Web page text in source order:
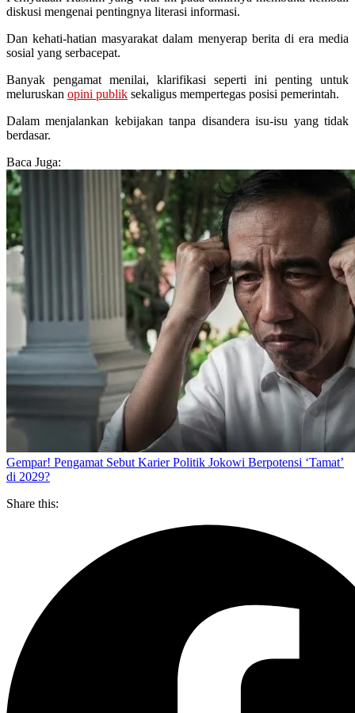
diskusi mengenai pentingnya literasi informasi.
Dan kehati-hatian masyarakat dalam menyerap berita di era media
sosial yang serbacepat.
Banyak pengamat menilai, klarifikasi seperti ini penting untuk
meluruskan opini publik sekaligus mempertegas posisi pemerintah.
Dalam menjalankan kebijakan tanpa disandera isu-isu yang tidak
berdasar.
Baca Juga:
Gempar! Pengamat Sebut Karier Politik Jokowi Berpotensi ‘Tamat’
di 2029?
Share this: